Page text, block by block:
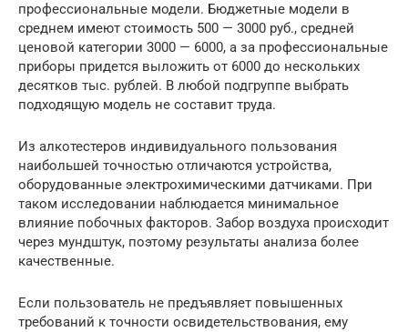
профессиональные модели. Бюджетные модели в
среднем имеют стоимость 500 — 3000 руб., средней
ценовой категории 3000 — 6000, а за профессиональные
приборы придется выложить от 6000 до нескольких
десятков тыс. рублей. В любой подгруппе выбрать
подходящую модель не составит труда.
Из алкотестеров индивидуального пользования
наибольшей точностью отличаются устройства,
оборудованные электрохимическими датчиками. При
таком исследовании наблюдается минимальное
влияние побочных факторов. Забор воздуха происходит
через мундштук, поэтому результаты анализа более
качественные.
Если пользователь не предъявляет повышенных
требований к точности освидетельствования, ему